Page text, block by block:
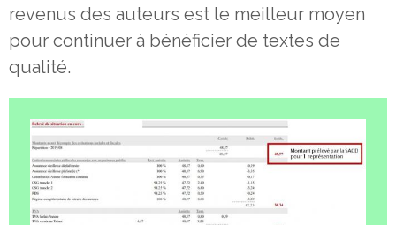
revenus des auteurs est le meilleur moyen
pour continuer à bénéficier de textes de
qualité.